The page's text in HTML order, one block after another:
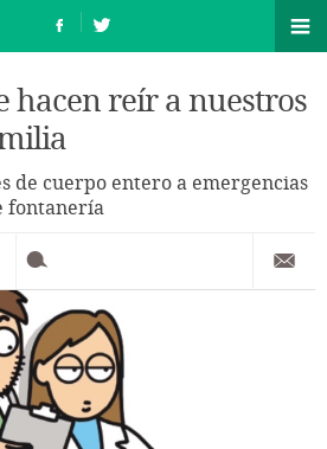
hacen reír a nuestros
de cuerpo entero a emergencias
fontanería